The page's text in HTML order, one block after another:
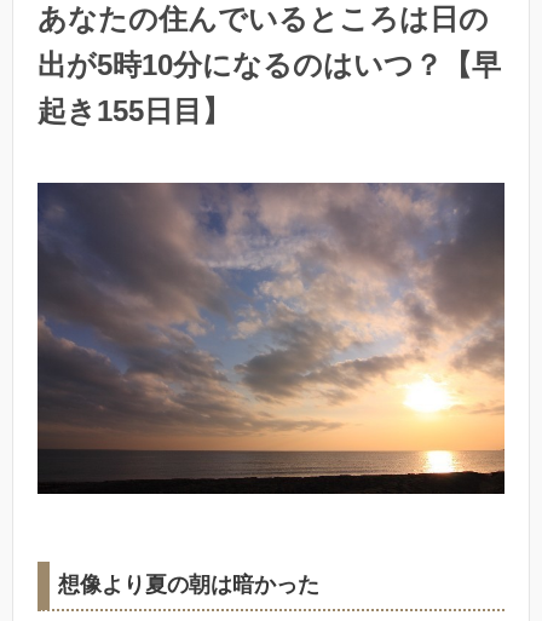
あなたの住んでいるところは日の
出が5時10分になるのはいつ？【早
起き155日目】
想像より夏の朝は暗かった